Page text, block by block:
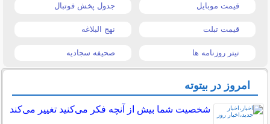
قیمت موبایل جدول پخش فوتبال
قیمت تبلت نهج البلاغه
تیتر روزنامه ها صحیفه سجادیه
امروز در بیتوته
شخصیت شما بیش از آنچه فکر می‌کنید تغییر می‌کند